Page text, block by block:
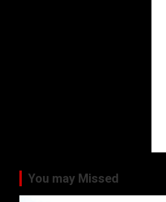
You may Missed